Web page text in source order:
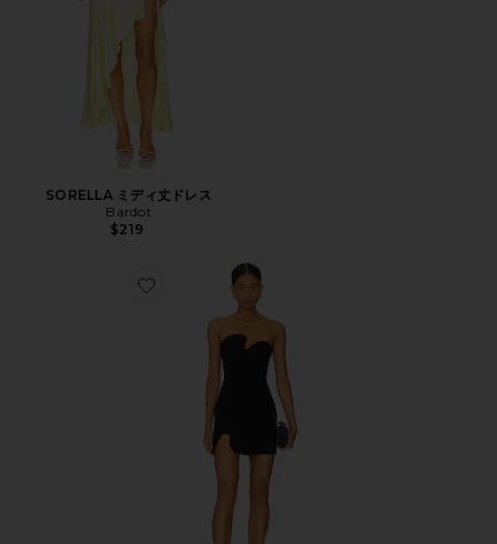
SORELLA ミディ丈ドレス
Bardot
$219
Favorite PUZZLE ミニドレス